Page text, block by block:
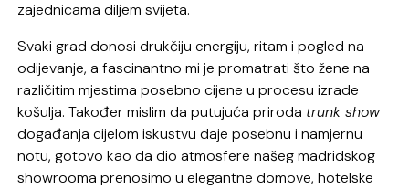
zajednicama diljem svijeta.
Svaki grad donosi drukčiju energiju, ritam i pogled na
odijevanje, a fascinantno mi je promatrati što žene na
različitim mjestima posebno cijene u procesu izrade
košulja. Također mislim da putujuća priroda trunk show
događanja cijelom iskustvu daje posebnu i namjernu
notu, gotovo kao da dio atmosfere našeg madridskog
showrooma prenosimo u elegantne domove, hotelske